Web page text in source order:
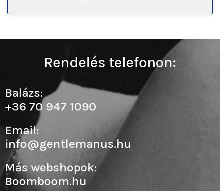
Rendelés telefonon:
Balázs:
+36 70 947 1090
Email:
info@gentlemanus.hu
Más webshopok:
Boomboom.hu